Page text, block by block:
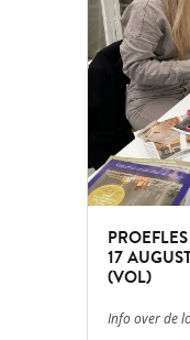
17
(VOL)
Info over de